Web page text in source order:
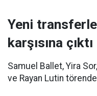
Yeni
karşısına çıktı
Samuel Ballet, Yira
ve Rayan Lutin törende